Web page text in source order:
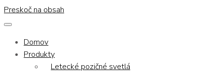
Preskoč na obsah
Domov
Produkty
Letecké pozičné svetlá